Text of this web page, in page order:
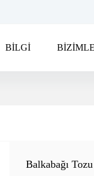
BİLGİ
Balkabağı